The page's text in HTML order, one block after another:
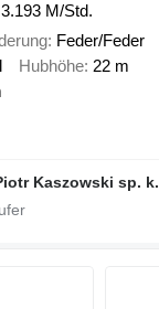
3.193 M/Std.
Feder/Feder
Hubhöhe 22 m
Kaszowski sp. k.